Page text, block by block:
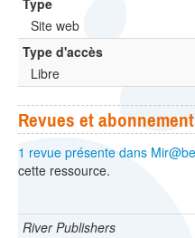
Type
Site web
Type d'accès
Libre
Revues et
1 revue présente dans
cette ressource.
River Publishers